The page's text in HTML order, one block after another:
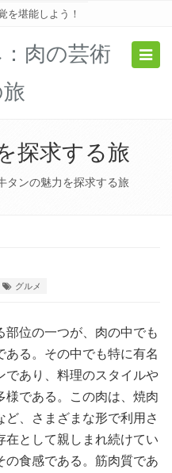
を堪能しよう！
肉の芸術
探求する旅
タンの魅力を探求する旅
グルメ
位の一つが、肉の中でも
る。 その中でも特に有名
であり、料理のスタイルや
である。この肉は、焼肉
、さまざまな形で利用さ
として親しまれ続けてい
の食感である。筋肉質であ